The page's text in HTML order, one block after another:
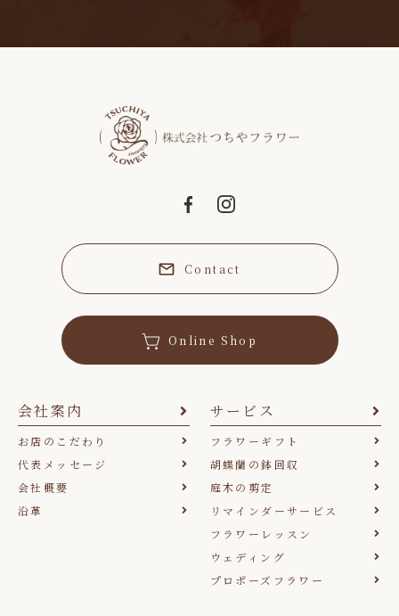
Contact
Online Shop
会社案内
お店のこだわり
代表メッセージ
会社概要
沿革
サービス
フラワーギフト
胡蝶蘭の鉢回収
庭木の剪定
リマインダーサービス
フラワーレッスン
ウェディング
プロポーズフラワー